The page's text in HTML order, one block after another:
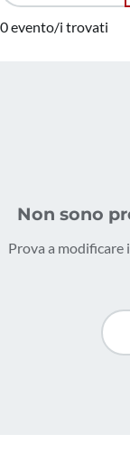
0 evento/i trovati
Non sono
Prova a modificare